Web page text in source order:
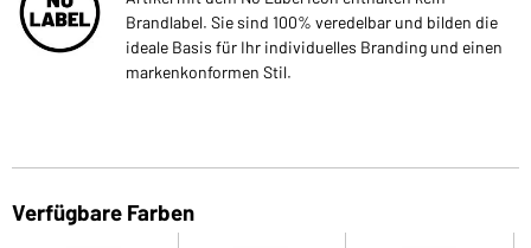
Brandlabel. Sie sind 100% veredelbar und bilden die
ideale Basis für Ihr individuelles Branding und einen
markenkonformen Stil.
Verfügbare Farben